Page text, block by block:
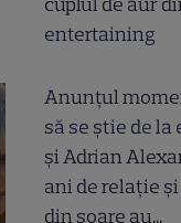
entertaining
Anunțul
să se știe de la
și Adrian
ani de relație
din soare au...